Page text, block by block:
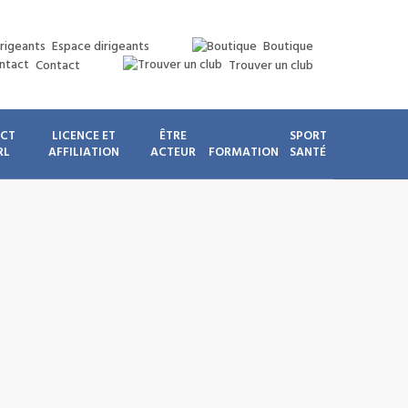
Espace dirigeants
Boutique
Contact
Trouver un club
LICENCE ET
AFFILIATION
ÊTRE
ACTEUR
FORMATION
SPORT
SANTÉ